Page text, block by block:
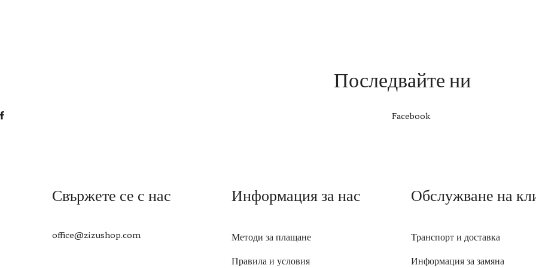
Последвайте ни
Facebook
Свържете се с нас
office@zizushop.com
Информация за нас
Методи за плащане
Правила и условия
Обслужване на
Транспорт и доставка
Информация за замяна